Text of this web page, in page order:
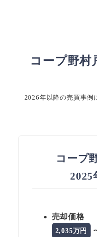
コープ野村
2026年以降の売買事例
コープ
2025
売却価格
2,035万円